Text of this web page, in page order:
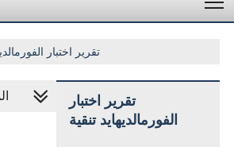
تقرير اختبار
تقرير اختبار
الفورمالديهايد تنقية